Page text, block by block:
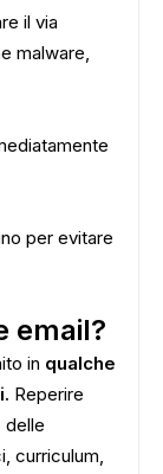
il via
malware,
per evitare
email?
in qualche
Reperire
delle
curriculum,